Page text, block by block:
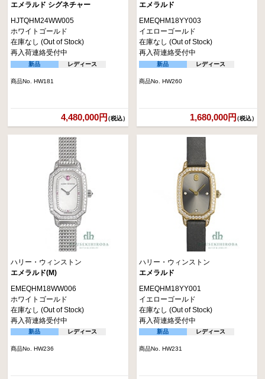
エメラルド シグネチャー
HJTQHM24WW005
ホワイトゴールド
在庫なし (Out of Stock)
再入荷連絡受付中
新品 レディース
商品No. HW181
4,480,000円（税込）
エメラルド
EMEQHM18YY003
イエローゴールド
在庫なし (Out of Stock)
再入荷連絡受付中
新品 レディース
商品No. HW260
1,680,000円（税込）
ハリー・ウィンストン
エメラルド(M)
EMEQHM18WW006
ホワイトゴールド
在庫なし (Out of Stock)
再入荷連絡受付中
新品 レディース
商品No. HW236
ハリー・ウィンストン
エメラルド
EMEQHM18YY001
イエローゴールド
在庫なし (Out of Stock)
再入荷連絡受付中
新品 レディース
商品No. HW231